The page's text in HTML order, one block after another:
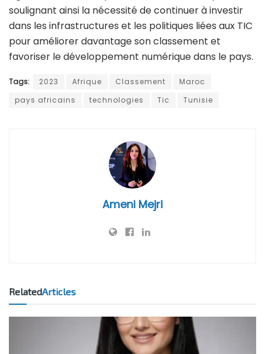
soulignant ainsi la nécessité de continuer à investir
dans les infrastructures et les politiques liées aux TIC
pour améliorer davantage son classement et
favoriser le développement numérique dans le pays.
Tags: 2023 Afrique Classement
Maroc
pays africains
technologies Tic Tunisie
Ameni Mejri
RelatedArticles